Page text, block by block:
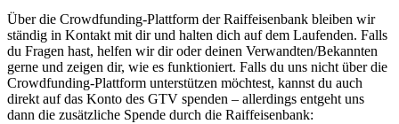
Über die Crowdfunding-Plattform der Raiffeisenbank bleiben wir
ständig in Kontakt mit dir und halten dich auf dem Laufenden. Falls
du Fragen hast, helfen wir dir oder deinen Verwandten/Bekannten
gerne und zeigen dir, wie es funktioniert. Falls du uns nicht über die
Crowdfunding-Plattform unterstützen möchtest, kannst du auch
direkt auf das Konto des GTV spenden – allerdings entgeht uns
dann die zusätzliche Spende durch die Raiffeisenbank: